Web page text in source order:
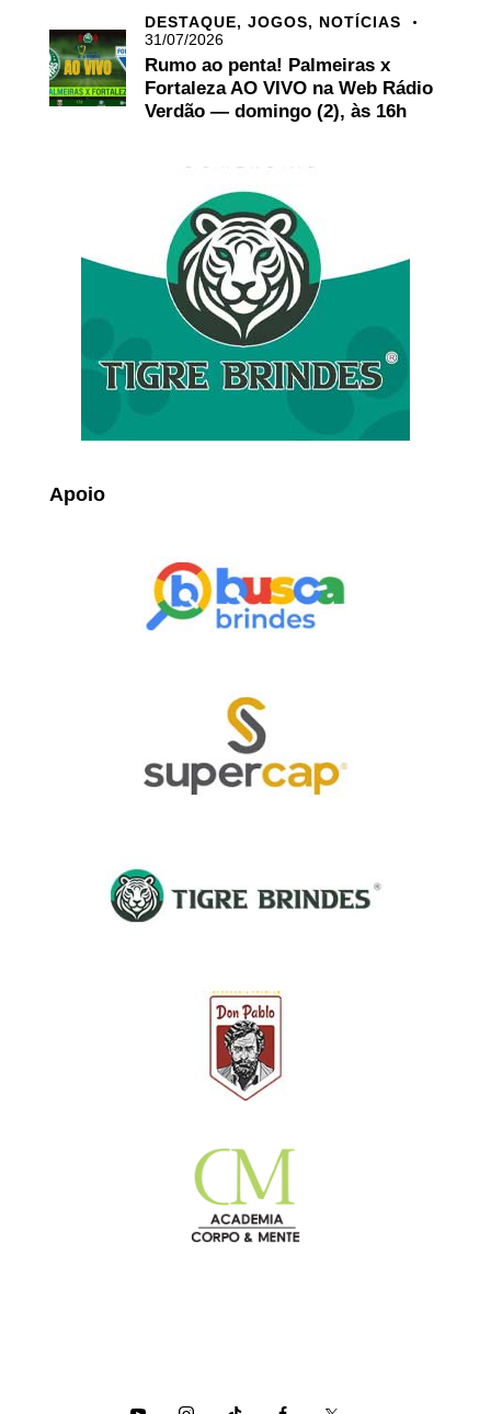
DESTAQUE, JOGOS, NOTÍCIAS
31/07/2026
Rumo ao penta! Palmeiras x
Fortaleza AO VIVO na Web Rádio
Verdão — domingo (2), às 16h
Apoio